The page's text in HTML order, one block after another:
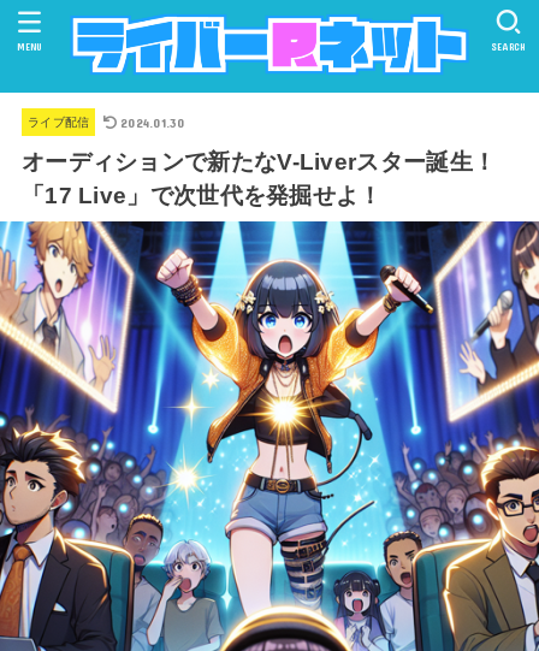
SEARCH
MENU
ライブ配信 2024.01.30
オーディションで新たなV-Liverスター誕生！
「17 Live」で次世代を発掘せよ！